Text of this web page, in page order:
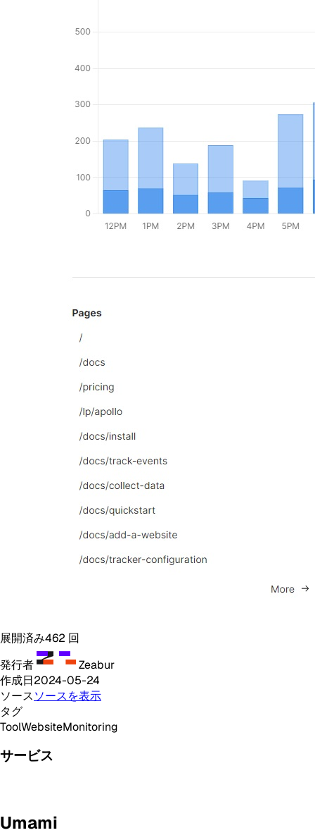
展開済み462 回
発行者
Zeabur
作成日2024-05-24
ソースソースを表示
タグ
ToolWebsiteMonitoring
サービス
Umami